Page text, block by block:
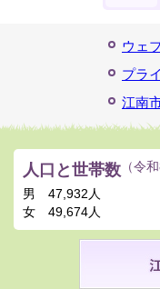
ウェ
プラ
江南
人口と世帯数 （令
男
47,932人
女
49,674人